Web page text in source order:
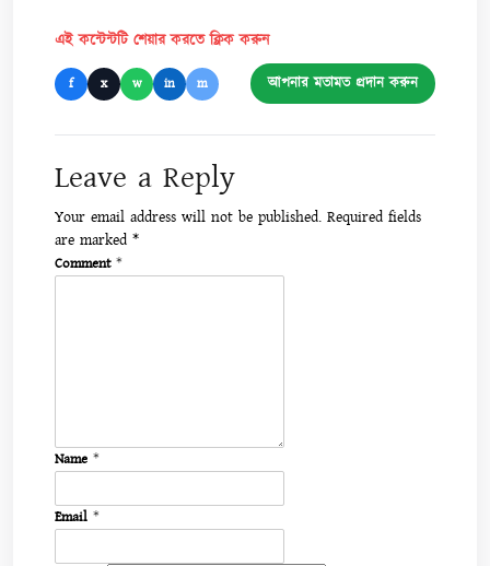
এই কন্টেন্টটি শেয়ার করতে ক্লিক করুন
f x w in m আপনার মতামত প্রদান করুন
Leave a Reply
Your email address will not be published. Required fields
are marked *
Comment *
Name *
Email *